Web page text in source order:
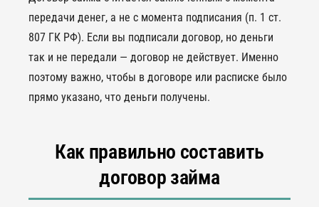
передачи денег, а не с момента подписания (п. 1 ст.
807 ГК РФ). Если вы подписали договор, но деньги
так и не передали — договор не действует. Именно
поэтому важно, чтобы в договоре или расписке было
прямо указано, что деньги получены.
Как правильно составить
договор займа